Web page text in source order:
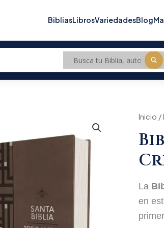
BibliasLibrosVariedadesBlog
Inicio /
La
en
Biblia
Nuevo
Nuevo